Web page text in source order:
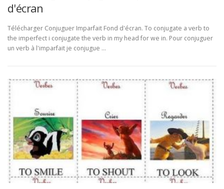
d'écran
Télécharger Conjuguer Imparfait Fond d'écran. To conjugate a verb to
the imperfect i conjugate the verb in my head for we in. Pour conjuguer
un verb à l'imparfait je conjugue …